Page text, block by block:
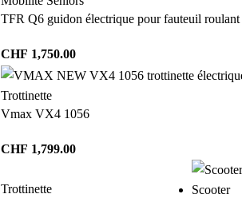
TFR Q6 guidon électrique pour fauteuil roulant
CHF 1,750.00
Trottinette
Vmax VX4 1056
CHF 1,799.00
Trottinette
Scooter